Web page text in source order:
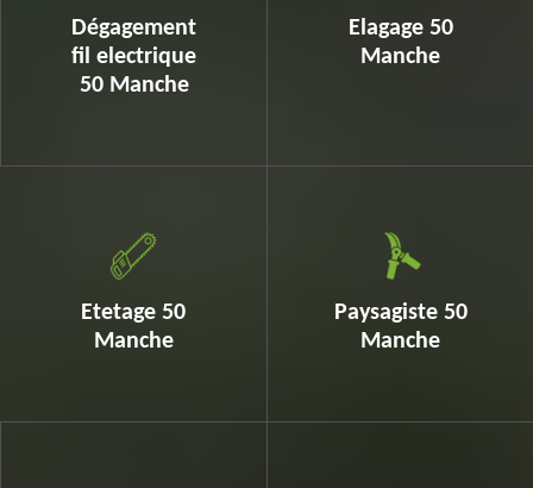
Dégagement
fil electrique
50 Manche
Elagage 50
Manche
Etetage 50
Manche
Paysagiste 50
Manche